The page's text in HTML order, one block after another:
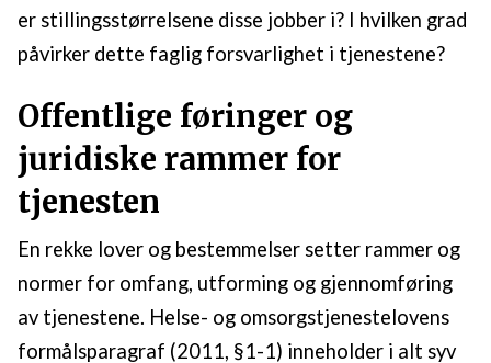
er stillingsstørrelsene disse jobber i? I hvilken grad
påvirker dette faglig forsvarlighet i tjenestene?
Offentlige føringer og
juridiske rammer for
tjenesten
En rekke lover og bestemmelser setter rammer og
normer for omfang, utforming og gjennomføring
av tjenestene. Helse- og omsorgstjenestelovens
formålsparagraf (2011, §1-1) inneholder i alt syv